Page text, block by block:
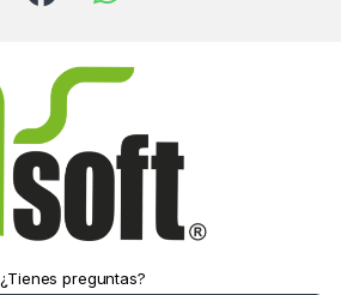
¿Tienes preguntas?